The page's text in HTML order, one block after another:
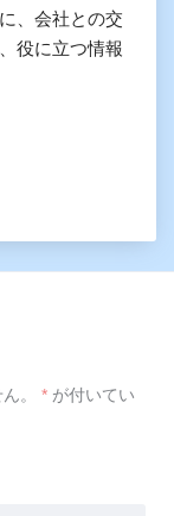
、会社との交
役に立つ情報
。 * が付いてい